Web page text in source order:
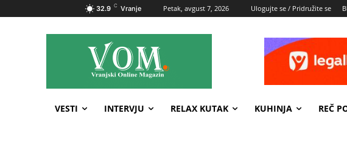
32.9 C Vranje Petak, avgust 7, 2026 Ulogujte se / Pridružite se
VESTI INTERVJU RELAX KUTAK KUHINJA REČ